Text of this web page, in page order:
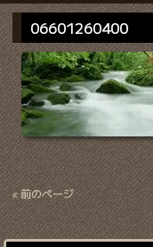
06601260400
« 前のページ